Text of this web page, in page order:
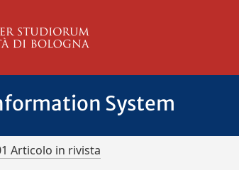
System
Articolo in rivista